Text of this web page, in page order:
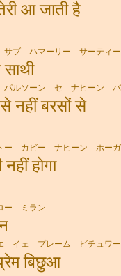
आ जाती है
ブ ハマーリー サーティー
साथी
ルソーン セ ナヒーン
नहीं बरसों से
カビー ナヒーン ホー
होगा
ー ミラン
イェ プレーム ビチュワー
बिछुआ